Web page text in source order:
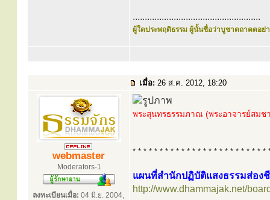
.....................................................
ผู้ใดประพฤติธรรม ผู้นั้นชื่อว่าบูชาตถาคตอย่า
เมื่อ: 26 ส.ค. 2012, 18:20
webmaster
Moderators-1
ลงทะเบียนเมื่อ: 04 มิ.ย. 2004,
พระสุนทรธรรมภาณ (พระอาจารย์สมช
* * * * * * * * * * * * * * * * * * * * * * * * *
แผนที่สำนักปฏิบัติแสงธรรมส่อง
http://www.dhammajak.net/